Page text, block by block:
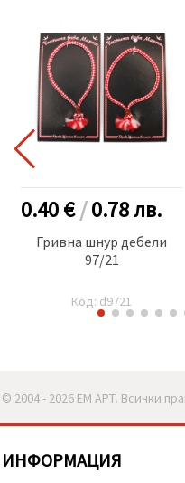
0.40 €/0.78лв.
Гривна шнур дебели
97/21
Код: d9721
© 2004 - 2026 ЕМ АРТ. Всички
ИНФОРМАЦИЯ